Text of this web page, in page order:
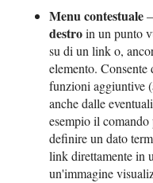
Menu contestuale
destroin un punto
su di un link o,
elemento. Consente
funzioni aggiuntive
anche dalle
esempio il
definire un dato
link direttamente in
un'immagine